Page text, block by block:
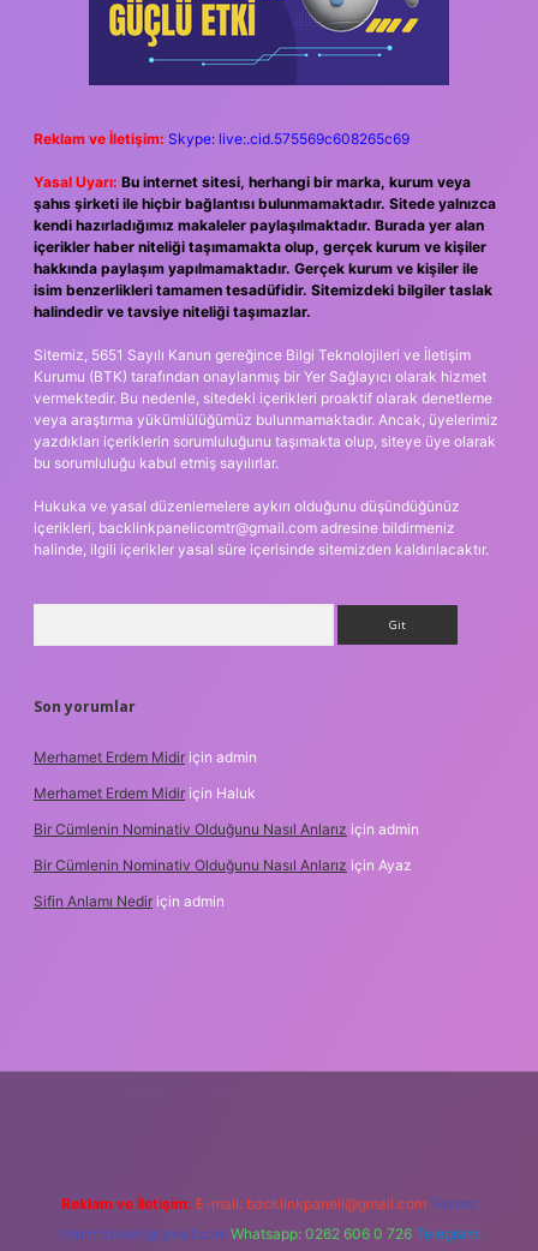
Reklam ve İletişim: Skype: live:.cid.575569c608265c69
Yasal Uyarı: Bu internet sitesi, herhangi bir marka, kurum veya
şahıs şirketi ile hiçbir bağlantısı bulunmamaktadır. Sitede yalnızca
kendi hazırladığımız makaleler paylaşılmaktadır. Burada yer alan
içerikler haber niteliği taşımamakta olup, gerçek kurum ve kişiler
hakkında paylaşım yapılmamaktadır. Gerçek kurum ve kişiler ile
isim benzerlikleri tamamen tesadüfidir. Sitemizdeki bilgiler taslak
halindedir ve tavsiye niteliği taşımazlar.
Sitemiz, 5651 Sayılı Kanun gereğince Bilgi Teknolojileri ve İletişim
Kurumu (BTK) tarafından onaylanmış bir Yer Sağlayıcı olarak hizmet
vermektedir. Bu nedenle, sitedeki içerikleri proaktif olarak denetleme
veya araştırma yükümlülüğümüz bulunmamaktadır. Ancak, üyelerimiz
yazdıkları içeriklerin sorumluluğunu taşımakta olup, siteye üye olarak
bu sorumluluğu kabul etmiş sayılırlar.
Hukuka ve yasal düzenlemelere aykırı olduğunu düşündüğünüz
içerikleri, backlinkpanelicomtr@gmail.com adresine bildirmeniz
halinde, ilgili içerikler yasal süre içerisinde sitemizden kaldırılacaktır.
Son yorumlar
Merhamet Erdem Midir için admin
Merhamet Erdem Midir için Haluk
Bir Cümlenin Nominativ Olduğunu Nasıl Anlarız için admin
Bir Cümlenin Nominativ Olduğunu Nasıl Anlarız için Ayaz
Sifin Anlamı Nedir için admin
Reklam ve İletişim: E-mail: backlinkpaneli@gmail.com Teams:
forumhizmeti@gmail.com Whatsapp: 0262 606 0 726 Telegram: